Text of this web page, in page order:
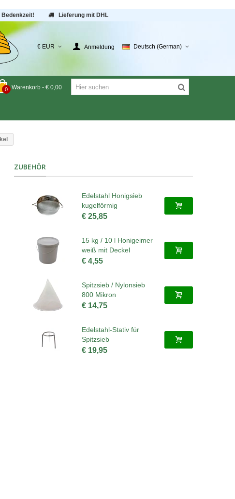
Bedenkzeit! Lieferung mit DHL
€ EUR Anmeldung Deutsch (German)
0 Warenkorb - € 0,00
ZUBEHÖR
Edelstahl Honigsieb
kugelförmig
€ 25,85
15 kg / 10 l Honigeimer
weiß mit Deckel
€ 4,55
Spitzsieb / Nylonsieb
800 Mikron
€ 14,75
Edelstahl-Stativ für
Spitzsieb
€ 19,95